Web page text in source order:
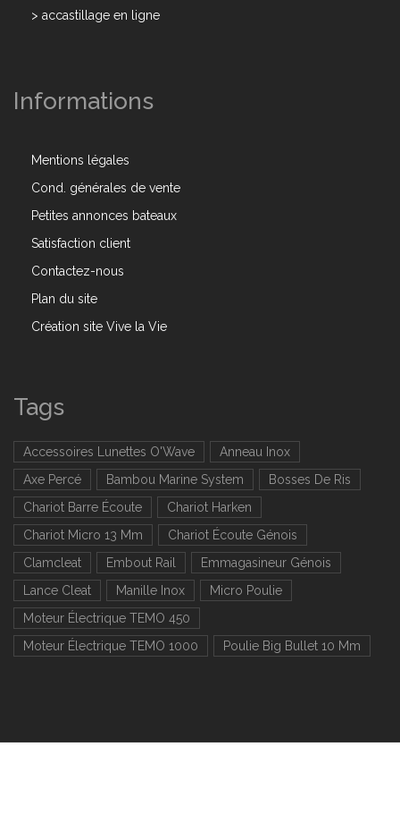
> accastillage en ligne
Informations
Mentions légales
Cond. générales de vente
Petites annonces bateaux
Satisfaction client
Contactez-nous
Plan du site
Création site Vive la Vie
Tags
Accessoires Lunettes O'Wave
Anneau Inox
Axe Percé
Bambou Marine System
Bosses De Ris
Chariot Barre Écoute
Chariot Harken
Chariot Micro 13 Mm
Chariot Écoute Génois
Clamcleat
Embout Rail
Emmagasineur Génois
Lance Cleat
Manille Inox
Micro Poulie
Moteur Électrique TEMO 450
Moteur Électrique TEMO 1000
Poulie Big Bullet 10 Mm